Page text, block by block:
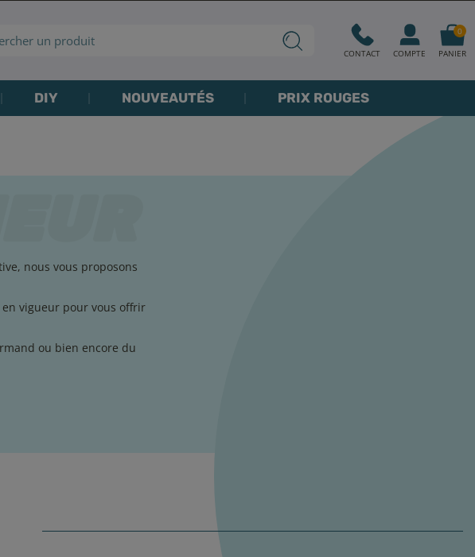
CONTACT COMPTE PANIER
0
DIY NOUVEAUTÉS PRIX ROUGES
nous vous proposons
vigueur pour vous offrir
ou bien encore du